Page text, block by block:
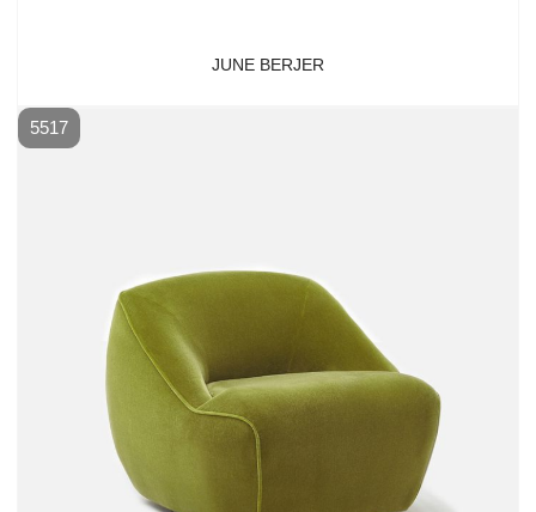
JUNE BERJER
5517